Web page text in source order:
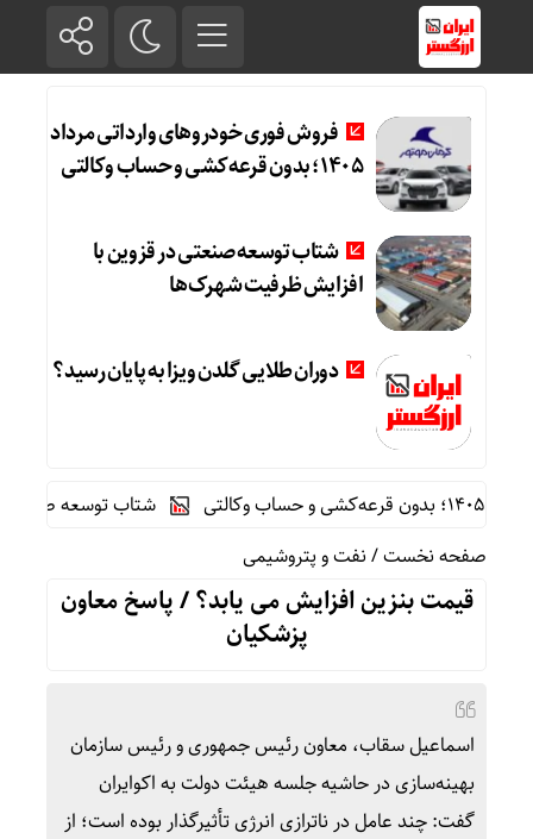
فروش فوری خودروهای وارداتی مرداد
۱۴۰۵؛ بدون قرعه‌کشی و حساب وکالتی
شتاب توسعه صنعتی در قزوین با
افزایش ظرفیت شهرک‌ها
دوران طلایی گلدن ویزا به پایان رسید؟
شتاب توسعه صنعتی در
صفحه نخست/نفت و پتروشیمی
قیمت بنزین افزایش می یابد؟ / پاسخ معاون
پزشکیان
اسماعیل سقاب، معاون رئیس‌ جمهوری و رئیس سازمان
بهینه‌‌سازی در حاشیه جلسه هیئت دولت به اکوایران
گفت: چند عامل در ناترازی انرژی تأثیرگذار بوده است؛ از